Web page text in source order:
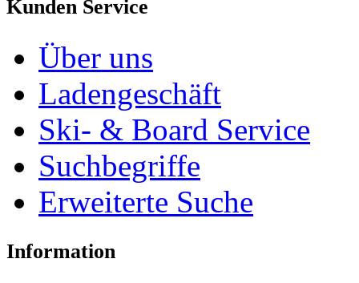
Kunden Service
Über uns
Ladengeschäft
Ski- & Board Service
Suchbegriffe
Erweiterte Suche
Information